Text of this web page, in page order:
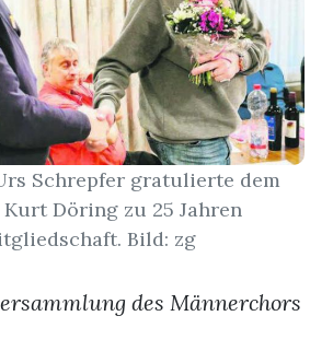
Schrepfer gratulierte dem
Döring zu 25 Jahren
Bild: zg
des Männerchors